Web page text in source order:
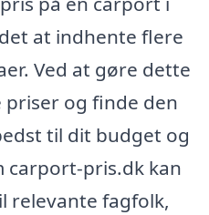
at indhente flere
Ved at gøre dette
priser og finde den
til dit budget og
carport-pris.dk kan
relevante fagfolk,